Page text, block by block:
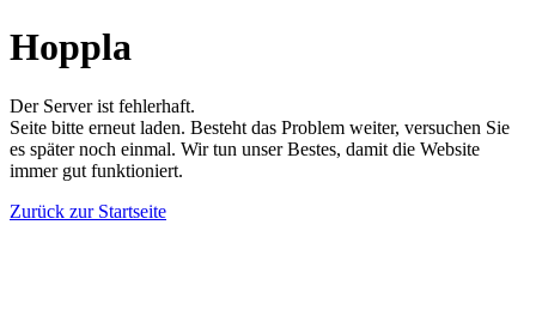
Hoppla
Der Server ist fehlerhaft.
Seite bitte erneut laden. Besteht das Problem weiter, versuchen Sie
es später noch einmal. Wir tun unser Bestes, damit die Website
immer gut funktioniert.
Zurück zur Startseite